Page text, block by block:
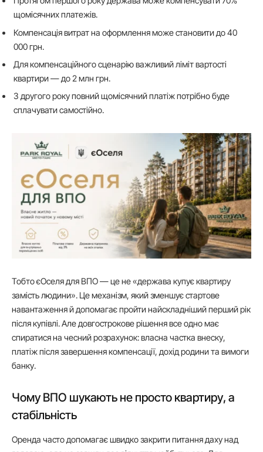
щомісячних платежів.
Компенсація витрат на оформлення може становити до 40
000 грн.
Для компенсаційного сценарію важливий ліміт вартості
квартири — до 2 млн грн.
З другого року повний щомісячний платіж потрібно буде
сплачувати самостійно.
Тобто єОселя для ВПО — це не «держава купує квартиру
замість людини». Це механізм, який зменшує стартове
навантаження й допомагає пройти найскладніший перший рік
після купівлі. Але довгострокове рішення все одно має
спиратися на чесний розрахунок: власна частка внеску,
платіж після завершення компенсації, дохід родини та вимоги
банку.
Чому ВПО шукають не просто квартиру, а
стабільність
Оренда часто допомагає швидко закрити питання даху над